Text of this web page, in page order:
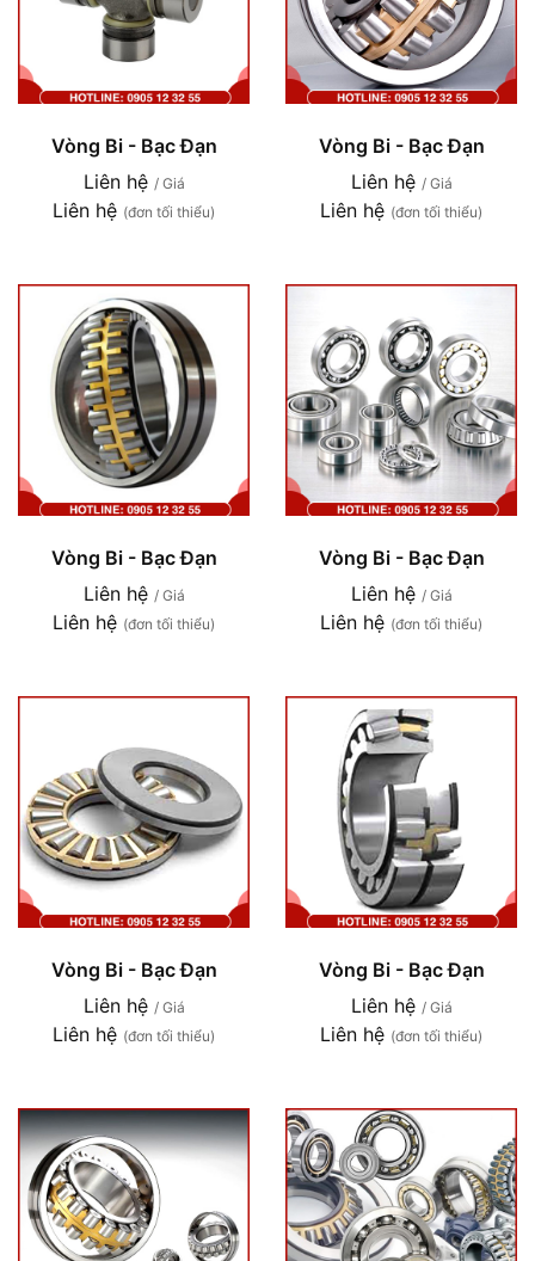
Vòng Bi - Bạc Đạn
Liên hệ / Giá
Liên hệ (đơn tối thiểu)
Vòng Bi - Bạc Đạn
Liên hệ / Giá
Liên hệ (đơn tối thiểu)
Vòng Bi - Bạc Đạn
Liên hệ / Giá
Liên hệ (đơn tối thiểu)
Vòng Bi - Bạc Đạn
Liên hệ / Giá
Liên hệ (đơn tối thiểu)
Vòng Bi - Bạc Đạn
Liên hệ / Giá
Liên hệ (đơn tối thiểu)
Vòng Bi - Bạc Đạn
Liên hệ / Giá
Liên hệ (đơn tối thiểu)